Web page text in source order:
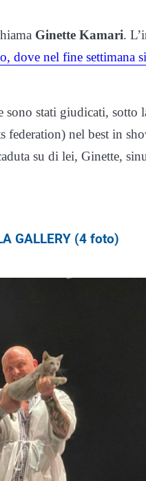
Ginette Kamari.
dove nel fine settimana
sono stati giudicati, sotto
nel best in
su di lei, Ginette,
GALLERY (4 foto)